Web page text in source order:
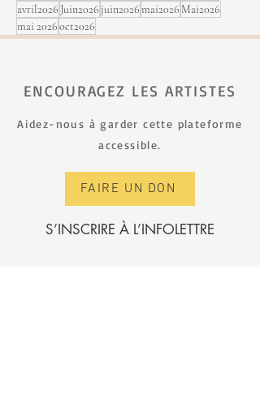
avril2026 Juin2026juin2026mai2026 Mai2026
mai 2026oct2026
ENCOURAGEZ LES ARTISTES
Aidez-nous à garder cette plateforme
accessible.
FAIRE UN DON
S’INSCRIRE À L’INFOLETTRE